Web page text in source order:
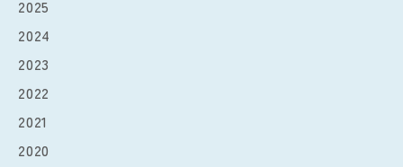
2025
2024
2023
2022
2021
2020